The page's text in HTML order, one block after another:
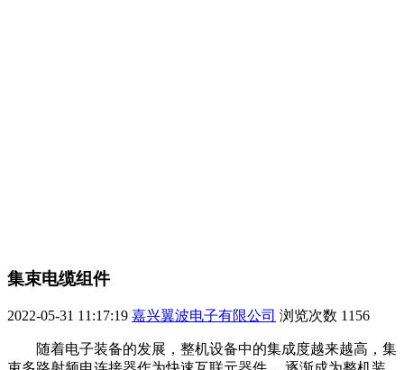
集束电缆组件
2022-05-31 11:17:19 嘉兴翼波电子有限公司 浏览次数 1156
随着电子装备的发展，整机设备中的集成度越来越高，集